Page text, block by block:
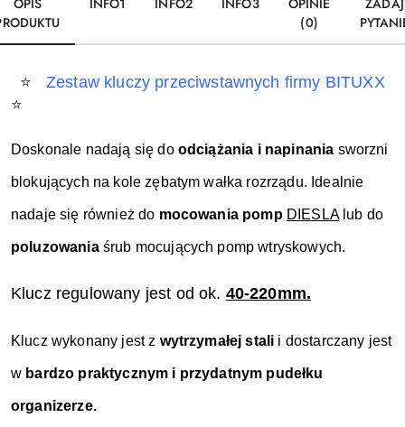
OPIS
INFO1 INFO2 INFO3
OPINIE
(0)
ZADAJ
⭐
Zestaw kluczy przeciwstawnych firmy BITUXX
⭐
Doskonale nadają się do odciążania i napinania sworzni
blokujących na kole zębatym wałka rozrządu. Idealnie
nadaje się również do mocowania pomp DIESLAlub do
poluzowaniaśrub mocujących pomp wtryskowych.
Klucz regulowany jest od ok. 40-220mm.
Klucz wykonany jest z wytrzymałej stali i dostarczany jest
w bardzo praktycznym i przydatnym pudełku
organizerze.